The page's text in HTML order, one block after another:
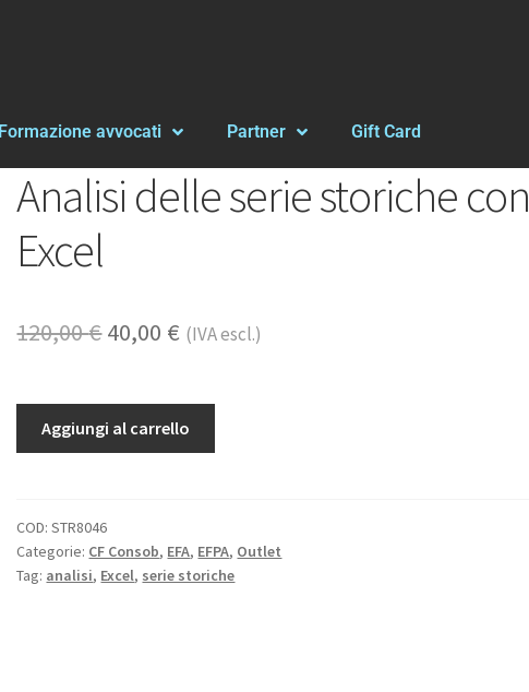
Formazione avvocati Partner Gift Card
Analisi delle serie storiche con
Excel
120,00€40,00 € (IVA escl.)
Aggiungi al carrello
COD:STR8046
Categorie: CF Consob, EFA, EFPA, Outlet
Tag: analisi, Excel, serie storiche